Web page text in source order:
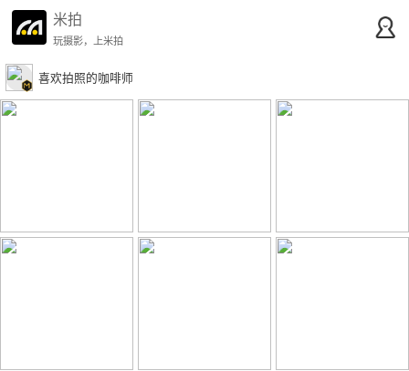
米拍
玩摄影，上米拍
喜欢拍照的咖啡师